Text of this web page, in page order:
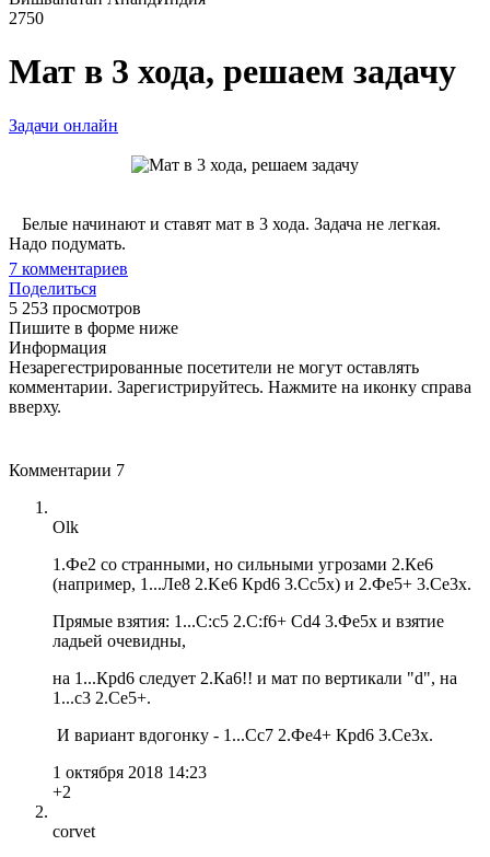
2750
Мат в 3 хода, решаем задачу
Задачи онлайн
Белые начинают и ставят мат в 3 хода. Задача не легкая.
Надо подумать.
7 комментариев
Поделиться
5 253 просмотров
Пишите в форме ниже
Информация
Незарегестрированные посетители не могут оставлять
комментарии. Зарегистрируйтесь. Нажмите на иконку справа
вверху.
Комментарии 7
Olk
1.Фe2 со странными, но сильными угрозами 2.Кe6
(например, 1...Лe8 2.Ke6 Крd6 3.Cc5x) и 2.Фe5+ 3.Ce3x.
Прямые взятия: 1...С:с5 2.С:f6+ Cd4 3.Фe5x и взятие
ладьей очевидны,
на 1...Крd6 следует 2.Кa6!! и мат по вертикали "d", на
1...с3 2.Сe5+.
И вариант вдогонку - 1...Сс7 2.Фe4+ Крd6 3.Ce3x.
1 октября 2018 14:23
+2
corvet